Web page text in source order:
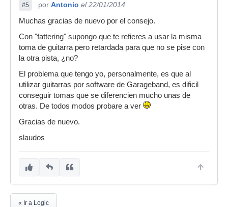
#5 por Antonio el 22/01/2014
Muchas gracias de nuevo por el consejo.
Con "fattering" supongo que te refieres a usar la misma
toma de guitarra pero retardada para que no se pise con
la otra pista, ¿no?
El problema que tengo yo, personalmente, es que al
utilizar guitarras por software de Garageband, es dificil
conseguir tomas que se diferencien mucho unas de
otras. De todos modos probare a ver
Gracias de nuevo.
slaudos
« Ir a Logic